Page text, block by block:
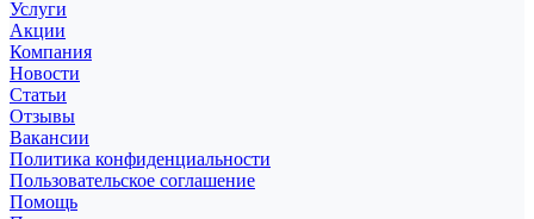
Услуги
Акции
Компания
Новости
Статьи
Отзывы
Вакансии
Политика конфиденциальности
Пользовательское соглашение
Помощь